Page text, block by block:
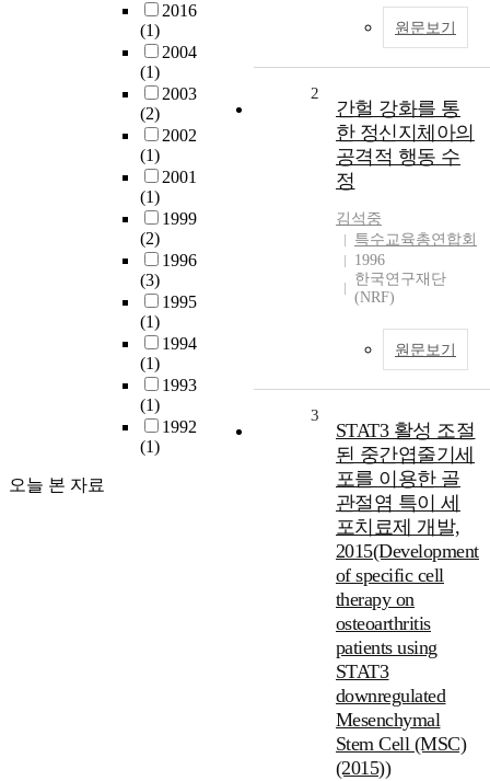
2016
(1)
2004
(1)
2003
(2)
2002
(1)
2001
(1)
1999
(2)
1996
(3)
1995
(1)
1994
(1)
1993
(1)
1992
(1)
오늘 본 자료
원문보기
2
간헐 강화를 통
한 정신지체아의
공격적 행동 수
정
김석중
특수교육총연합회
1996
한국연구재단
(NRF)
원문보기
3
STAT3 활성 조절
된 중간엽줄기세
포를 이용한 골
관절염 특이 세
포치료제 개발,
2015(Development
of specific cell
therapy on
osteoarthritis
patients using
STAT3
downregulated
Mesenchymal
Stem Cell (MSC)
(2015))